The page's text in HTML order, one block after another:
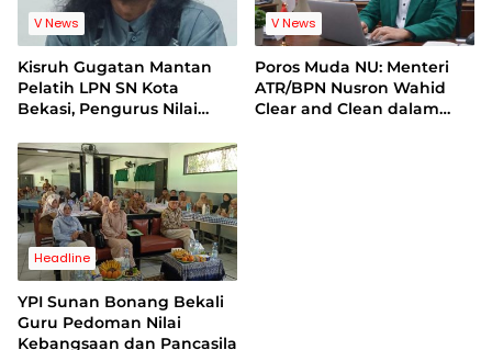
V News
Kisruh Gugatan Mantan
Pelatih LPN SN Kota
Bekasi, Pengurus Nilai
Berdasar
V News
Poros Muda NU: Menteri
ATR/BPN Nusron Wahid
Clear and Clean dalam
Headline
YPI Sunan Bonang Bekali
Guru Pedoman Nilai
Kebangsaan dan Pancasila